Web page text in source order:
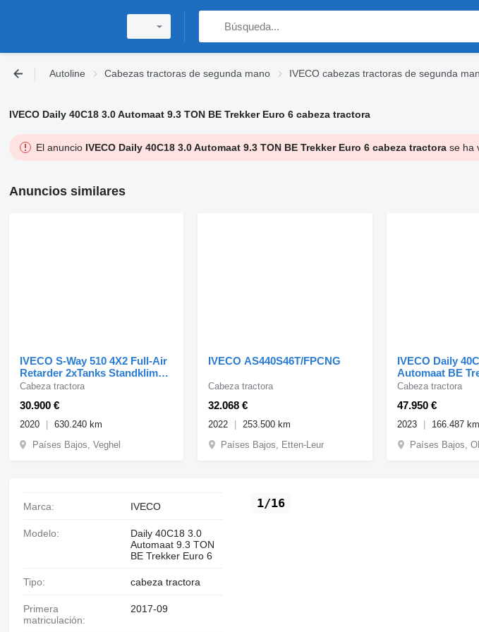
Autoline Cabezas tractoras de segunda mano IVECO cabezas tractoras de segunda
IVECO Daily 40C18 3.0 Automaat 9.3 TON BE Trekker Euro 6 cabeza tractora
El anuncio IVECO Daily 40C18 3.0 Automaat 9.3 TON BE Trekker Euro 6 cabeza tractorase ha
Anuncios similares
IVECO S-Way 510 4X2 Full-Air
Retarder 2xTanks Standklima
ACC Navi
30.900 €
Cabeza tractora
2020
630.240 km
Países Bajos, Veghel
IVECO AS440S46T/FPCNG
32.068 €
Cabeza tractora
2022
253.500 km
Países Bajos, Etten-Leur
IVECO Daily
Automaat BE
47.950 €
Cabeza tractora
2023
166.487 km
Países Bajos,
1/16
Marca: IVECO
Modelo:
Daily 40C18 3.0
Automaat 9.3 TON
BE Trekker Euro 6
Tipo: cabeza tractora
Primera
matriculación:
2017-09